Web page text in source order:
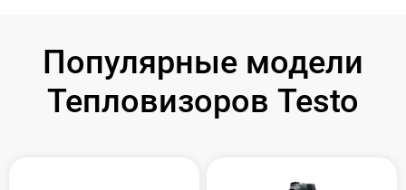
Популярные модели
Тепловизоров Testo